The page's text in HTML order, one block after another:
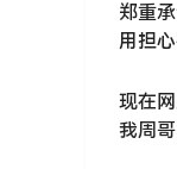
郑重承
用担
现在
我周哥